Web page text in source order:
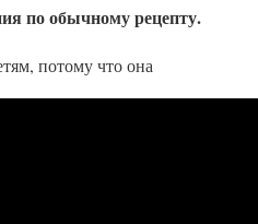
по обычному рецепту.
потому что она